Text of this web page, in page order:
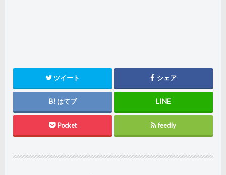
ツイート シェア
はてブ
Pocket feedly